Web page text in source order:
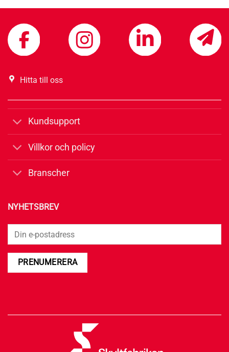
Hitta till oss
Kundsupport
Villkor och policy
Branscher
NYHETSBREV